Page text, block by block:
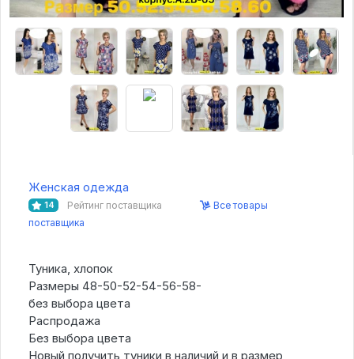
Женская одежда
14 Рейтинг поставщика
Все товары
поставщика
Туника, хлопок
Размеры 48-50-52-54-56-58-
без выбора цвета
Распродажа
Без выбора цвета
Новый получить туники в наличий и в размер